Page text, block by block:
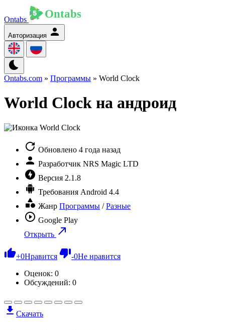
Ontabs
Авторизация
Ontabs.com » Программы » World Clock
World Clock на андроид
Обновлено 4 года назад
Разработчик NRS Magic LTD
Версия 2.1.8
Требования Android 4.4
Жанр Программы /Разные
Google Play
Открыть
+0Нравится -0Не нравится
Оценок: 0
Обсуждений: 0
Скачать